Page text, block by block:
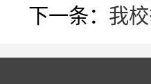
下一条： 我